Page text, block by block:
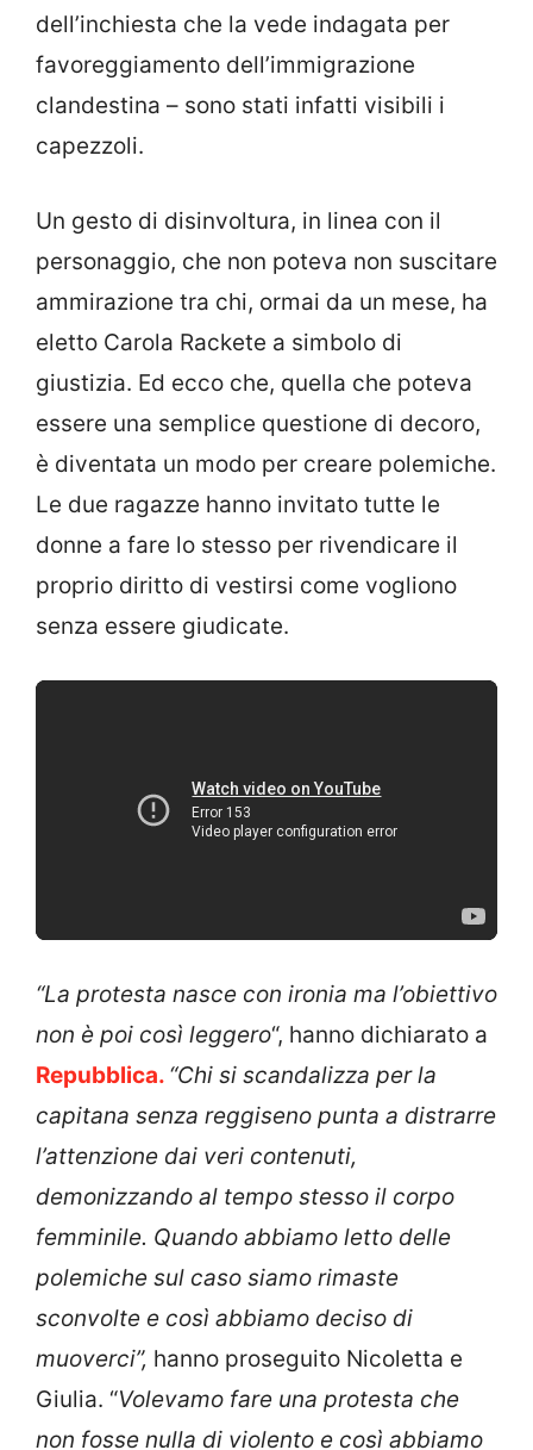
dell’inchiesta che la vede indagata per
favoreggiamento dell’immigrazione
clandestina – sono stati infatti visibili i
capezzoli.
Un gesto di disinvoltura, in linea con il
personaggio, che non poteva non suscitare
ammirazione tra chi, ormai da un mese, ha
eletto Carola Rackete a simbolo di
giustizia. Ed ecco che, quella che poteva
essere una semplice questione di decoro,
è diventata un modo per creare polemiche.
Le due ragazze hanno invitato tutte le
donne a fare lo stesso per rivendicare il
proprio diritto di vestirsi come vogliono
senza essere giudicate.
“La protesta nasce con ironia ma l’obiettivo
non è poi così leggero“, hanno dichiarato a
Repubblica. “Chi si scandalizza per la
capitana senza reggiseno punta a distrarre
l’attenzione dai veri contenuti,
demonizzando al tempo stesso il corpo
femminile. Quando abbiamo letto delle
polemiche sul caso siamo rimaste
sconvolte e così abbiamo deciso di
muoverci”, hanno proseguito Nicoletta e
Giulia. “Volevamo fare una protesta che
non fosse nulla di violento e così abbiamo